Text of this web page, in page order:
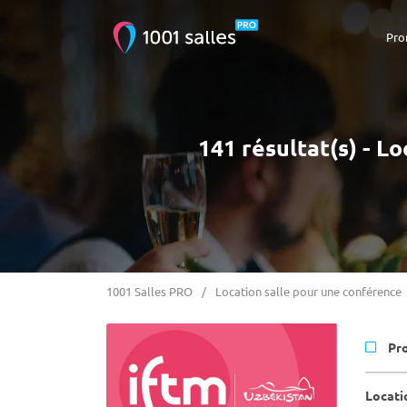
141 résultat(s) -
1001 Salles PRO Location salle pour une conférence